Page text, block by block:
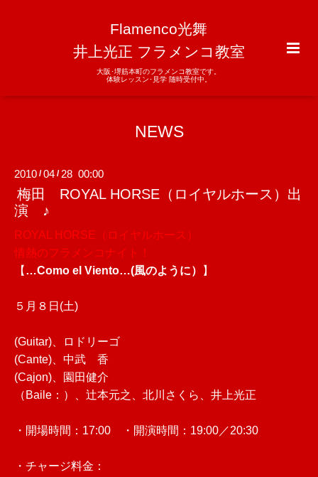
Flamenco光舞
井上光正 フラメンコ教室
大阪･堺筋本町のフラメンコ教室です。
体験レッスン･見学 随時受付中。
NEWS
2010 /04 / 28 00:00
梅田 ROYAL HORSE（ロイヤルホース）出
演 ♪
ROYAL HORSE（ロイヤルホース）
情 熱のフラメンコナイト！
【 …Como el Viento…(風のように） 】
５月８日(土)
(Guitar)、ロドリーゴ
(Cante)、中武 香
(Cajon)、園田健介
（Baile：）、辻本元之、北川さくら、井上光正
・開場時間：17:00 ・開演時間：19:00／20:30
・チャージ料金：